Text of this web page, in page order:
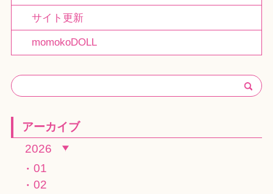
サイト更新
momokoDOLL
アーカイブ
2026
01
02